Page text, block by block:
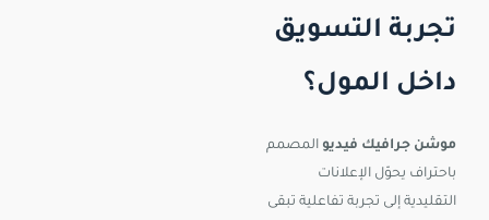
تجربة التسويق
داخل المول؟
موشن جرافيك فيديو المصمم
باحتراف يحوّل الإعلانات
التقليدية إلى تجربة تفاعلية تبقى